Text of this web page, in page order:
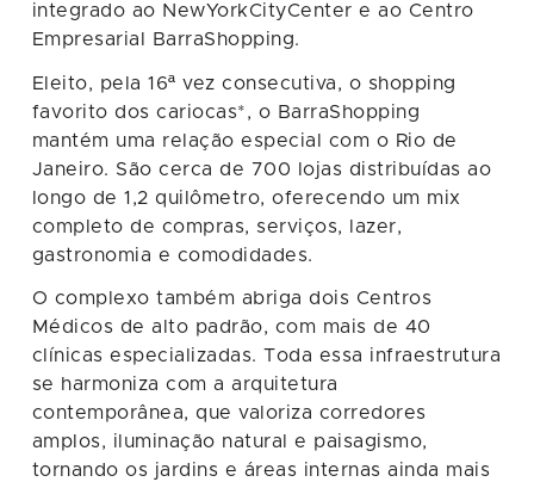
integrado ao NewYorkCityCenter e ao Centro
Empresarial BarraShopping.
Eleito, pela 16ª vez consecutiva, o shopping
favorito dos cariocas*, o BarraShopping
mantém uma relação especial com o Rio de
Janeiro. São cerca de 700 lojas distribuídas ao
longo de 1,2 quilômetro, oferecendo um mix
completo de compras, serviços, lazer,
gastronomia e comodidades.
O complexo também abriga dois Centros
Médicos de alto padrão, com mais de 40
clínicas especializadas. Toda essa infraestrutura
se harmoniza com a arquitetura
contemporânea, que valoriza corredores
amplos, iluminação natural e paisagismo,
tornando os jardins e áreas internas ainda mais